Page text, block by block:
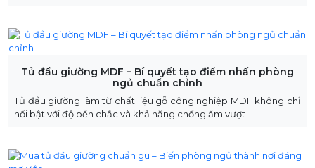
Tủ đầu giường MDF – Bí quyết tạo điểm nhấn phòng
ngủ chuẩn chỉnh
Tủ đầu giường làm từ chất liệu gỗ công nghiệp MDF không chỉ
nổi bật với độ bền chắc và khả năng chống ẩm vượt